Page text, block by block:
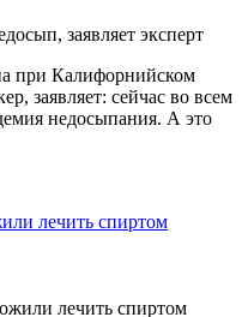
при Калифорнийском
заявляет: сейчас во всем
недосыпания. А это
лечить спиртом